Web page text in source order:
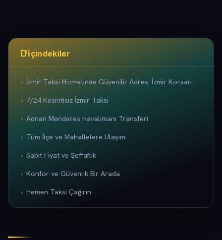
📑İçindekiler
İzmir Taksi Hizmetinde Güvenilir Adres: İzmir Korsan
7/24 Kesintisiz İzmir Taksi
Adnan Menderes Havalimanı Transferi
Tüm İlçe ve Mahallelere Ulaşım
Sabit Fiyat ve Şeffaflık
Konfor ve Güvenlik Bir Arada
Hemen Taksi Çağırın